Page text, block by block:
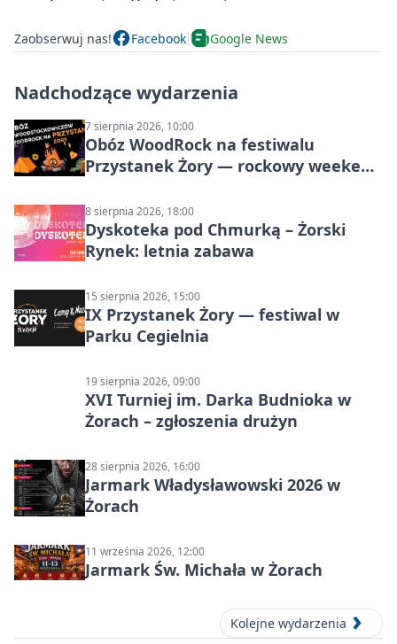
Zaobserwuj nas! Facebook Google News
Nadchodzące wydarzenia
7 sierpnia 2026, 10:00
Obóz WoodRock na festiwalu
Przystanek Żory — rockowy weekend
8 sierpnia 2026, 18:00
Dyskoteka pod Chmurką – Żorski
Rynek: letnia zabawa
15 sierpnia 2026, 15:00
IX Przystanek Żory — festiwal w
Parku Cegielnia
19 sierpnia 2026, 09:00
XVI Turniej im. Darka Budnioka w
Żorach – zgłoszenia drużyn
28 sierpnia 2026, 16:00
Jarmark Władysławowski 2026 w
Żorach
11 września 2026, 12:00
Jarmark Św. Michała w Żorach
Kolejne wydarzenia